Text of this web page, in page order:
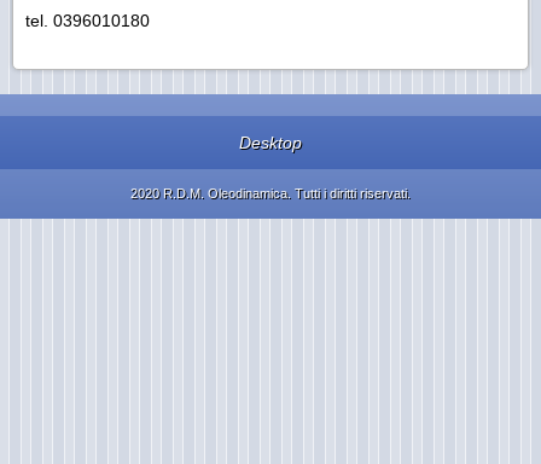
tel. 0396010180
Desktop
2020 R.D.M. Oleodinamica. Tutti i diritti riservati.